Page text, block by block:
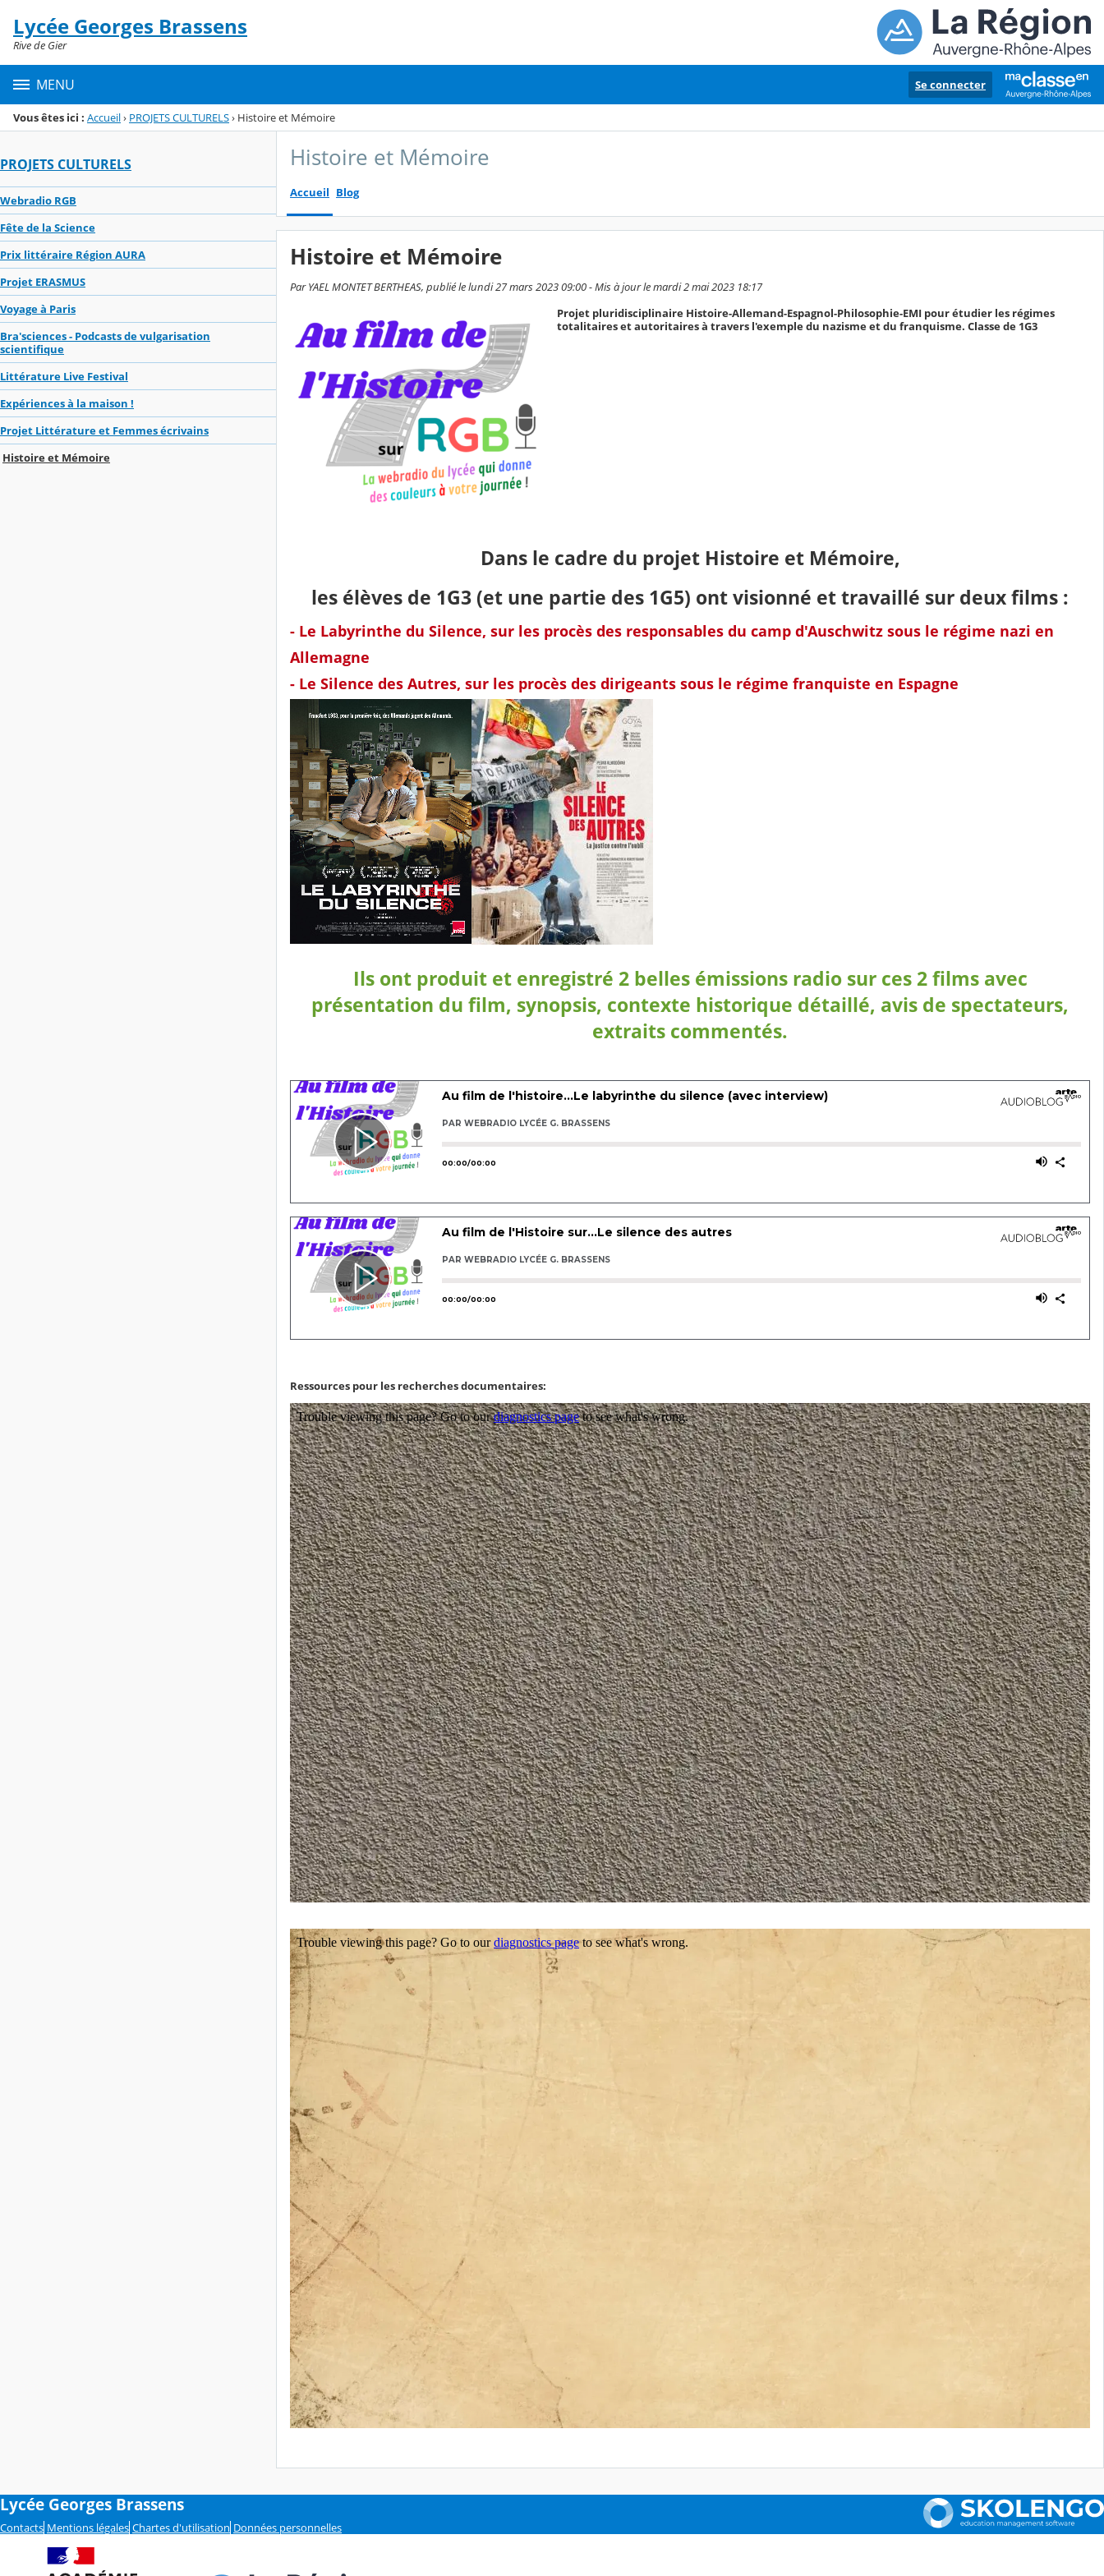
Menu de la rubrique
Contenu
Lycée Georges Brassens
Rive de Gier
MENU Se connecter
Vous êtes ici : Accueil› PROJETS CULTURELS› Histoire et Mémoire
PROJETS CULTURELS
Webradio RGB
Fête de la Science
Prix littéraire Région AURA
Projet ERASMUS
Voyage à Paris
Bra'sciences - Podcasts de vulgarisation
scientifique
Littérature Live Festival
Expériences à la maison !
Projet Littérature et Femmes écrivains
Histoire et Mémoire
Histoire et Mémoire
Accueil Blog
Histoire et Mémoire
Par YAEL MONTET BERTHEAS, publié le lundi 27 mars 2023 09:00 - Mis à jour le mardi 2 mai 2023 18:17
Projet pluridisciplinaire Histoire-Allemand-Espagnol-Philosophie-EMI pour étudier les régimes
totalitaires et autoritaires à travers l'exemple du nazisme et du franquisme. Classe de 1G3
Dans le cadre du projet Histoire et Mémoire,
les élèves de 1G3 (et une partie des 1G5) ont visionné et travaillé sur deux films :
- Le Labyrinthe du Silence, sur les procès des responsables du camp d'Auschwitz sous le régime nazi en
Allemagne
- Le Silence des Autres, sur les procès des dirigeants sous le régime franquiste en Espagne
Ils ont produit et enregistré 2 belles émissions radio sur ces 2 films avec
présentation du film, synopsis, contexte historique détaillé, avis de spectateurs,
extraits commentés.
Ressources pour les recherches documentaires:
Lycée Georges Brassens
Contacts Mentions légales Chartes d'utilisation Données personnelles